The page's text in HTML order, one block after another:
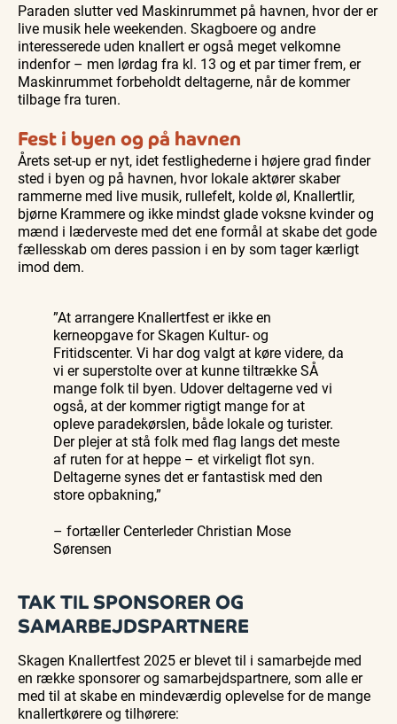
Paraden slutter ved Maskinrummet på havnen, hvor der er
live musik hele weekenden. Skagboere og andre
interesserede uden knallert er også meget velkomne
indenfor – men lørdag fra kl. 13 og et par timer frem, er
Maskinrummet forbeholdt deltagerne, når de kommer
tilbage fra turen.
Fest i byen og på havnen
Årets set-up er nyt, idet festlighederne i højere grad finder
sted i byen og på havnen, hvor lokale aktører skaber
rammerne med live musik, rullefelt, kolde øl, Knallertlir,
bjørne Krammere og ikke mindst glade voksne kvinder og
mænd i læderveste med det ene formål at skabe det gode
fællesskab om deres passion i en by som tager kærligt
imod dem.
”At arrangere Knallertfest er ikke en
kerneopgave for Skagen Kultur- og
Fritidscenter. Vi har dog valgt at køre videre, da
vi er superstolte over at kunne tiltrække SÅ
mange folk til byen. Udover deltagerne ved vi
også, at der kommer rigtigt mange for at
opleve paradekørslen, både lokale og turister.
Der plejer at stå folk med flag langs det meste
af ruten for at heppe – et virkeligt flot syn.
Deltagerne synes det er fantastisk med den
store opbakning,”
– fortæller Centerleder Christian Mose
Sørensen
TAK TIL SPONSORER OG
SAMARBEJDSPARTNERE
Skagen Knallertfest 2025 er blevet til i samarbejde med
en række sponsorer og samarbejdspartnere, som alle er
med til at skabe en mindeværdig oplevelse for de mange
knallertkørere og tilhørere: